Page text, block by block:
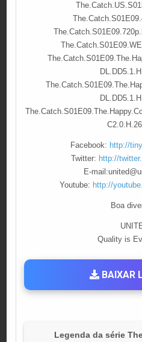
Facebook: http://
Twitter: http://
E-mail:
Youtube: http://
Boa
Quality is
BAIXAR
Legenda da série